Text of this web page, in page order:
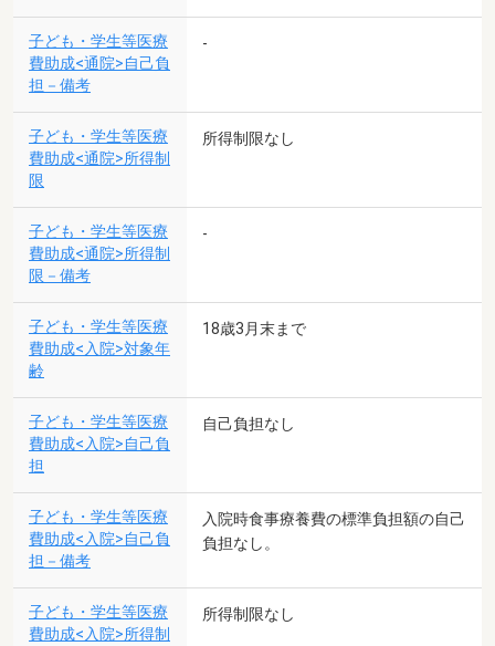
子ども・学生等医療
費助成<通院>自己負
担－備考
-
子ども・学生等医療
費助成<通院>所得制
限
所得制限なし
子ども・学生等医療
費助成<通院>所得制
限－備考
-
子ども・学生等医療
費助成<入院>対象年
齢
18歳3月末まで
子ども・学生等医療
費助成<入院>自己負
担
自己負担なし
子ども・学生等医療
費助成<入院>自己負
担－備考
入院時食事療養費の標準負担額の自己
負担なし。
子ども・学生等医療
費助成<入院>所得制
所得制限なし